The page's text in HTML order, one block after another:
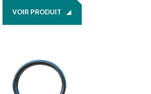
VOIR PRODUIT